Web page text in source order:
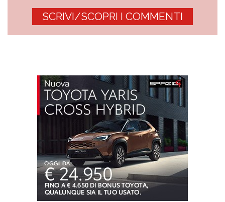
SCRIVI/SCOPRI I COMMENTI